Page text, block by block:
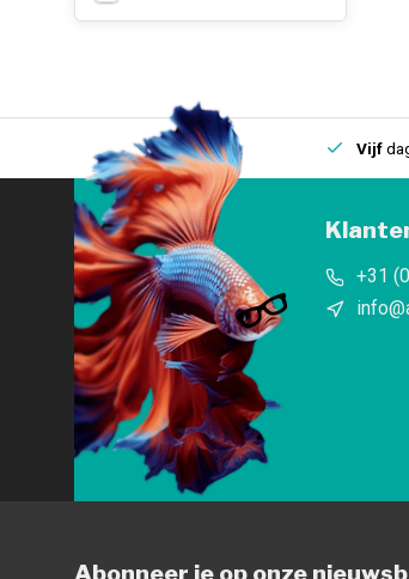
Eenfysieke winkelin IJmuiden Vijf
+31
Abonneer je op onze